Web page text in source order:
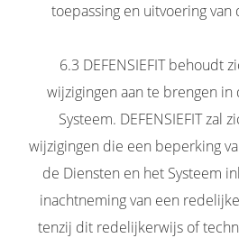
toepassing en uitvoering
6.3 DEFENSIEFIT behoudt
wijzigingen aan te brengen
Systeem. DEFENSIEFIT zal
wijzigingen die een beperking
de Diensten en het Systeem
inachtneming van een
tenzij dit redelijkerwijs of